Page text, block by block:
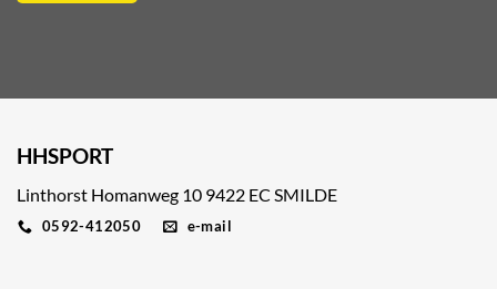
HHSPORT
Linthorst Homanweg 10 9422 EC SMILDE
0592-412050 e-mail